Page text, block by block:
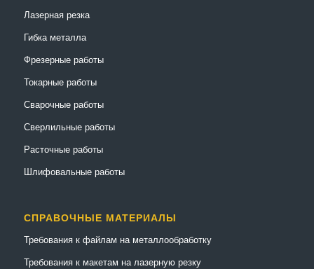
Лазерная резка
Гибка металла
Фрезерные работы
Токарные работы
Сварочные работы
Сверлильные работы
Расточные работы
Шлифовальные работы
СПРАВОЧНЫЕ МАТЕРИАЛЫ
Требования к файлам на металлообработку
Требования к макетам на лазерную резку